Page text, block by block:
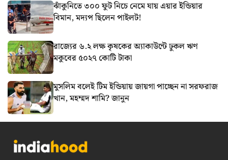
ঝাঁকুনিতে ৩০০ ফুট নিচে নেমে যায় এয়ার ইন্ডিয়ার
বিমান, মদ্যপ ছিলেন পাইলট!
রাজ্যের ৬.২ লক্ষ কৃষকের অ্যাকাউন্টে ঢুকল ঋণ
মকুবের ৫০২৭ কোটি টাকা
মুসলিম বলেই টিম ইন্ডিয়ায় জায়গা পাচ্ছেন না সরফরাজ
খান, মহম্মদ শামি? জানুন